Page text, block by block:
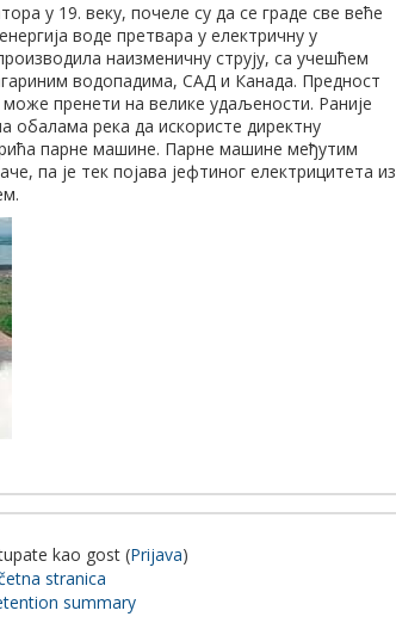
у 19. веку, почеле су да се граде све веће
воде претвара у електричну у
наизменичну струју, са учешћем
водопадима, САД и Канада. Предност
може пренети на велике удаљености. Раније
обалама река да искористе директну
парне машине. Парне машине међутим
па је тек појава јефтиног електрицитета из
kao gost (Prijava)
stranica
summary